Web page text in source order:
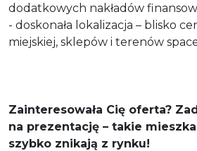
dodatkowych nakładów
- doskonała lokalizacja – blisko
miejskiej, sklepów i terenów
Zainteresowała Cię oferta?
na prezentację – takie
szybko znikają z rynku!